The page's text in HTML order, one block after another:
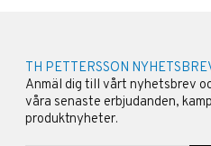
TH PETTERSSON
Anmäl dig till vårt nyhetsbrev
våra senaste erbjudanden,
produktnyheter.